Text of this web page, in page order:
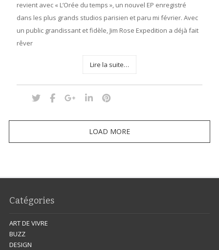
revient avec « L’Orée du temps », un nouvel EP enregistré
dans les plus grands studios parisien et paru mi février. Avec
un public grandissant et fidèle, Jim Rose Expedition a déjà fait
rêver
Lire la suite…
LOAD MORE
Catégories
ART DE VIVRE
BUZZ
DESIGN